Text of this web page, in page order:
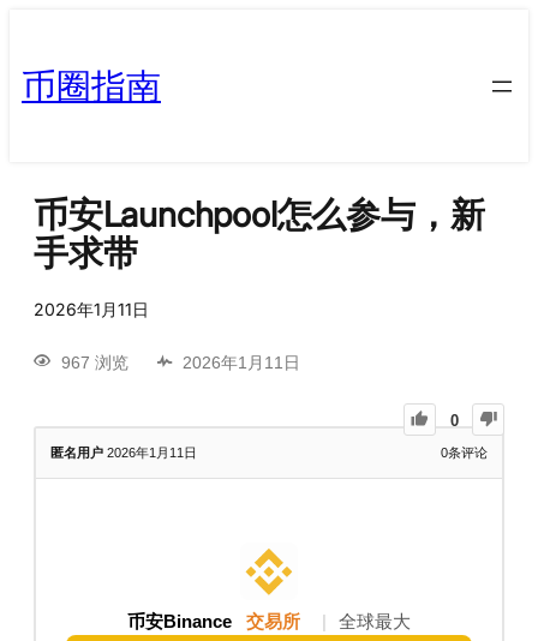
币圈指南
币安Launchpool怎么参与，新
手求带
2026年1月11日
967 浏览 2026年1月11日
0
匿名用户 2026年1月11日 0条评论
币安Binance 交易所 全球最大